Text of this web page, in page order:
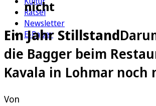
Rätsel
Newsletter
E-Paper
nicht
Ein Jahr Stillstand
die Bagger beim
Kavala in Lohmar noch
Von